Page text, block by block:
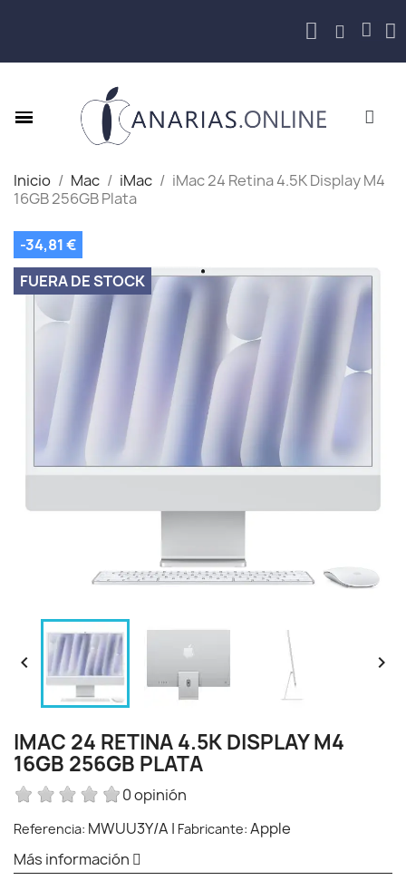
Inicio Mac iMac
iMac 24 Retina 4.5K Display M4
16GB 256GB Plata
-34,81 €
FUERA DE STOCK
 
IMAC 24 RETINA 4.5K DISPLAY M4
16GB 256GB PLATA
0 opinión
Referencia: MWUU3Y/A | Fabricante: Apple
Más información